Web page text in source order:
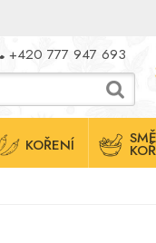
+420 777 947 693
KOŘENÍ